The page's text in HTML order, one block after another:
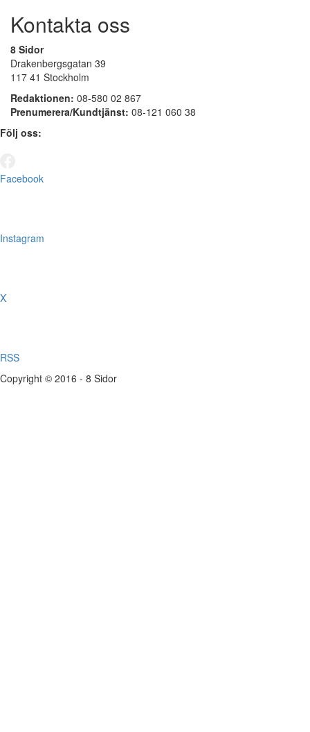
Kontakta oss
8 Sidor
Drakenbergsgatan 39
117 41 Stockholm
Redaktionen: 08-580 02 867
Prenumerera/Kundtjänst: 08-121 060 38
Följ oss:
Facebook
Instagram
X
RSS
Copyright © 2016 - 8 Sidor